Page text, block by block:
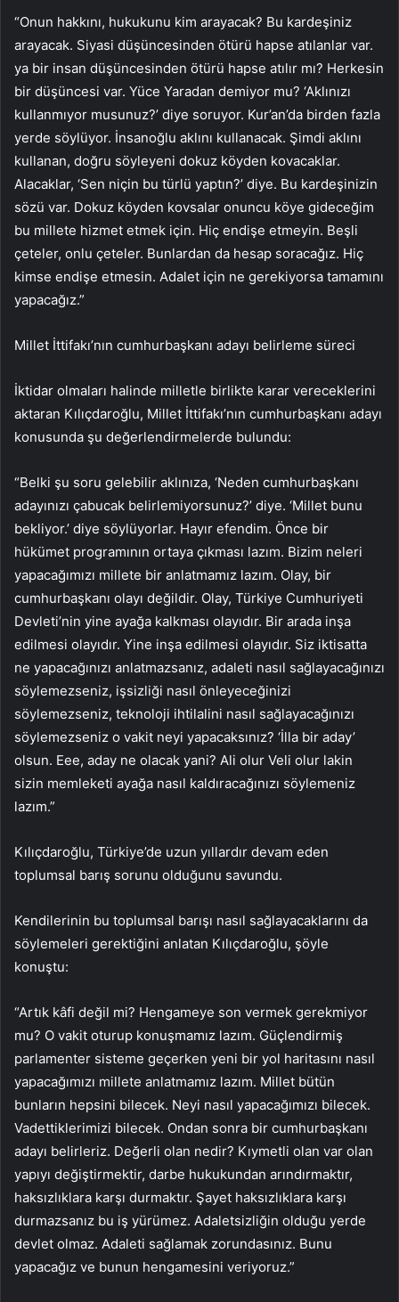
“Onun hakkını, hukukunu kim arayacak? Bu kardeşiniz
arayacak. Siyasi düşüncesinden ötürü hapse atılanlar var.
ya bir insan düşüncesinden ötürü hapse atılır mı? Herkesin
bir düşüncesi var. Yüce Yaradan demiyor mu? ‘Aklınızı
kullanmıyor musunuz?’ diye soruyor. Kur’an’da birden fazla
yerde söylüyor. İnsanoğlu aklını kullanacak. Şimdi aklını
kullanan, doğru söyleyeni dokuz köyden kovacaklar.
Alacaklar, ‘Sen niçin bu türlü yaptın?’ diye. Bu kardeşinizin
sözü var. Dokuz köyden kovsalar onuncu köye gideceğim
bu millete hizmet etmek için. Hiç endişe etmeyin. Beşli
çeteler, onlu çeteler. Bunlardan da hesap soracağız. Hiç
kimse endişe etmesin. Adalet için ne gerekiyorsa tamamını
yapacağız.”
Millet İttifakı’nın cumhurbaşkanı adayı belirleme süreci
İktidar olmaları halinde milletle birlikte karar vereceklerini
aktaran Kılıçdaroğlu, Millet İttifakı’nın cumhurbaşkanı adayı
konusunda şu değerlendirmelerde bulundu:
“Belki şu soru gelebilir aklınıza, ‘Neden cumhurbaşkanı
adayınızı çabucak belirlemiyorsunuz?’ diye. ‘Millet bunu
bekliyor.’ diye söylüyorlar. Hayır efendim. Önce bir
hükümet programının ortaya çıkması lazım. Bizim neleri
yapacağımızı millete bir anlatmamız lazım. Olay, bir
cumhurbaşkanı olayı değildir. Olay, Türkiye Cumhuriyeti
Devleti’nin yine ayağa kalkması olayıdır. Bir arada inşa
edilmesi olayıdır. Yine inşa edilmesi olayıdır. Siz iktisatta
ne yapacağınızı anlatmazsanız, adaleti nasıl sağlayacağınızı
söylemezseniz, işsizliği nasıl önleyeceğinizi
söylemezseniz, teknoloji ihtilalini nasıl sağlayacağınızı
söylemezseniz o vakit neyi yapacaksınız? ‘İlla bir aday’
olsun. Eee, aday ne olacak yani? Ali olur Veli olur lakin
sizin memleketi ayağa nasıl kaldıracağınızı söylemeniz
lazım.”
Kılıçdaroğlu, Türkiye’de uzun yıllardır devam eden
toplumsal barış sorunu olduğunu savundu.
Kendilerinin bu toplumsal barışı nasıl sağlayacaklarını da
söylemeleri gerektiğini anlatan Kılıçdaroğlu, şöyle
konuştu:
“Artık kâfi değil mi? Hengameye son vermek gerekmiyor
mu? O vakit oturup konuşmamız lazım. Güçlendirmiş
parlamenter sisteme geçerken yeni bir yol haritasını nasıl
yapacağımızı millete anlatmamız lazım. Millet bütün
bunların hepsini bilecek. Neyi nasıl yapacağımızı bilecek.
Vadettiklerimizi bilecek. Ondan sonra bir cumhurbaşkanı
adayı belirleriz. Değerli olan nedir? Kıymetli olan var olan
yapıyı değiştirmektir, darbe hukukundan arındırmaktır,
haksızlıklara karşı durmaktır. Şayet haksızlıklara karşı
durmazsanız bu iş yürümez. Adaletsizliğin olduğu yerde
devlet olmaz. Adaleti sağlamak zorundasınız. Bunu
yapacağız ve bunun hengamesini veriyoruz.”